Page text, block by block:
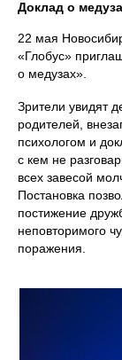
Доклад о
22 мая
«Глобус»
о медузах».
Зрители увидят
родителей,
психологом и
с кем не
всех завесой
Постановка
постижение
неповторимого
поражения.